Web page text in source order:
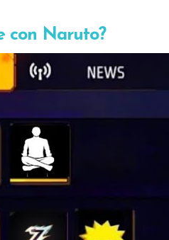
con Naruto?